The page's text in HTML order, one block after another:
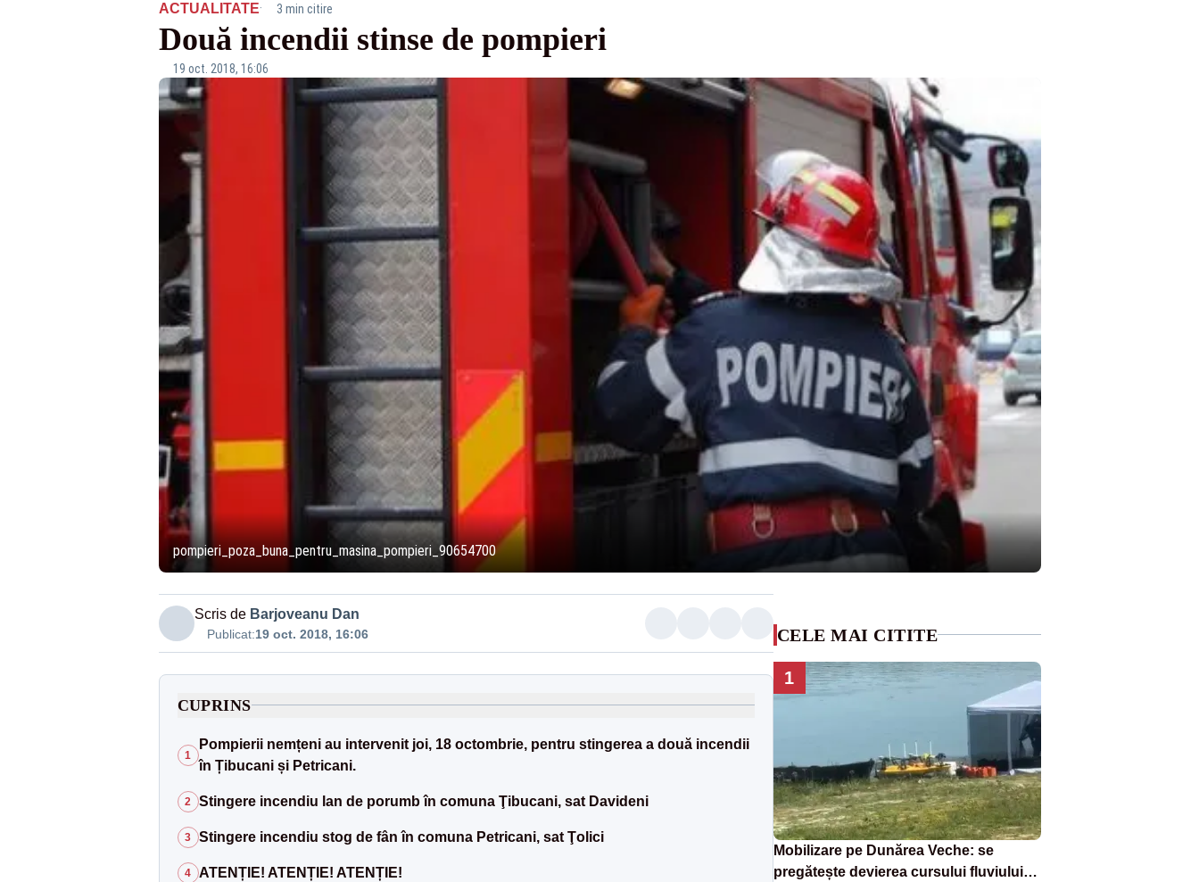
ACTUALITATE· 3 min citire
Două incendii stinse de pompieri
19 oct. 2018, 16:06
pompieri_poza_buna_pentru_masina_pompieri_90654700
Scris de Barjoveanu Dan
Publicat:19 oct. 2018, 16:06
CUPRINS
1
Pompierii nemțeni au intervenit joi, 18 octombrie, pentru stingerea a două incendii
în Țibucani și Petricani.
2 Stingere incendiu lan de porumb în comuna Ţibucani, sat Davideni
3 Stingere incendiu stog de fân în comuna Petricani, sat Ţolici
4 ATENȚIE! ATENȚIE! ATENȚIE!
CELE MAI CITITE
1
Mobilizare pe Dunărea Veche: se
pregătește devierea cursului fluviului